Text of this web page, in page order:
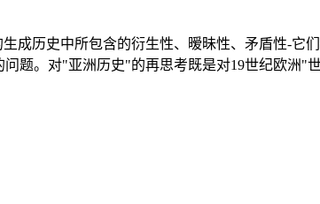
成历史中所包含的衍生性、暧昧性、矛盾性-它
题。对"亚洲历史"的再思考既是对19世纪欧洲"